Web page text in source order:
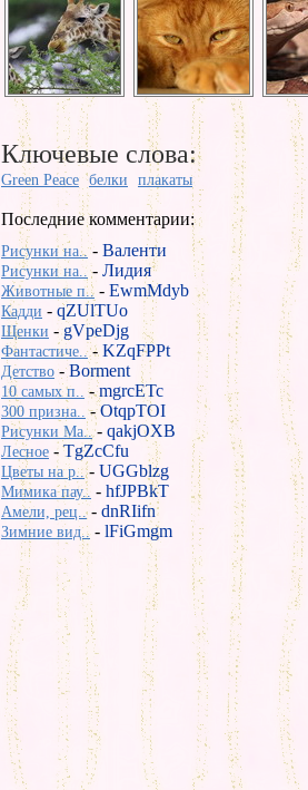
Ключевые слова:
Green Peace белки плакаты
Последние комментарии:
Рисунки на..- Валенти
Рисунки на.. - Лидия
Животные п.. - EwmMdyb
Кадди - qZUlTUo
Щенки -gVpeDjg
Фантастиче..-KZqFPPt
Детство -Borment
10 самых п.. -mgrcETc
300 призна.. -OtqpTOI
Рисунки Ma..- qakjOXB
Лесное -TgZcCfu
Цветы на р..- UGGblzg
Мимика пау.. - hfJPBkT
Амели, рец..- dnRIifn
Зимние вид..- lFiGmgm